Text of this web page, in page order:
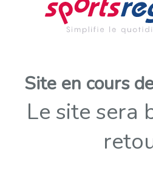
Site en cours
Le site sera